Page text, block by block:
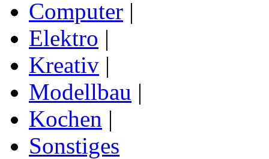
Computer |
Elektro |
Kreativ |
Modellbau |
Kochen |
Sonstiges